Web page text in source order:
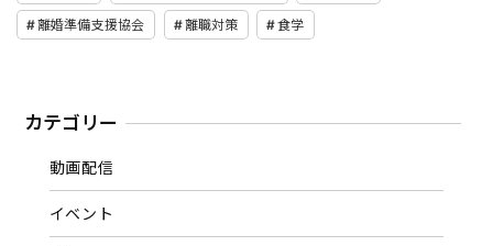
離婚準備支援協会 離職対策 食学
カテゴリー
動画配信
イベント